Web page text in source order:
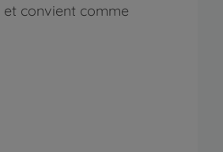
convient comme